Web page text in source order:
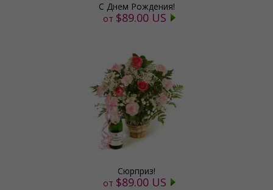
С Днем Рождения!
от $89.00 US
Сюрприз!
от $89.00 US